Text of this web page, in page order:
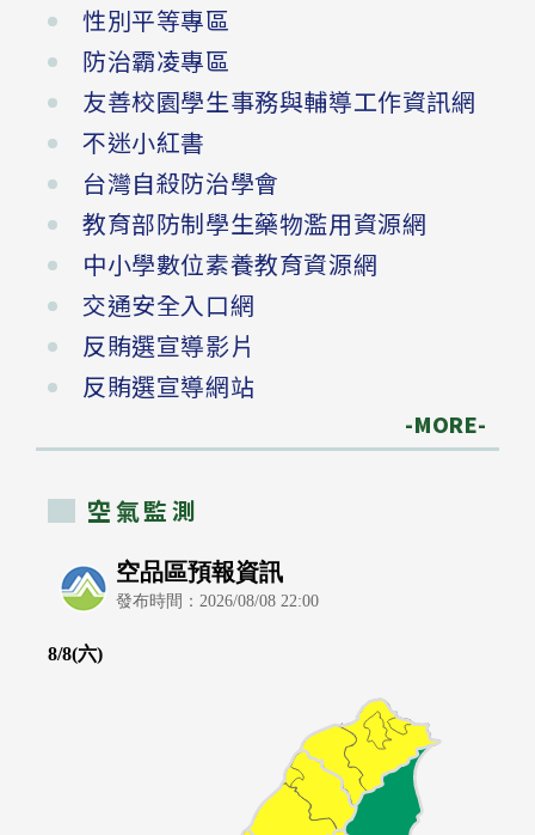
性別平等專區
防治霸凌專區
友善校園學生事務與輔導工作資訊網
不迷小紅書
台灣自殺防治學會
教育部防制學生藥物濫用資源網
中小學數位素養教育資源網
交通安全入口網
反賄選宣導影片
反賄選宣導網站
-MORE-
空氣監測